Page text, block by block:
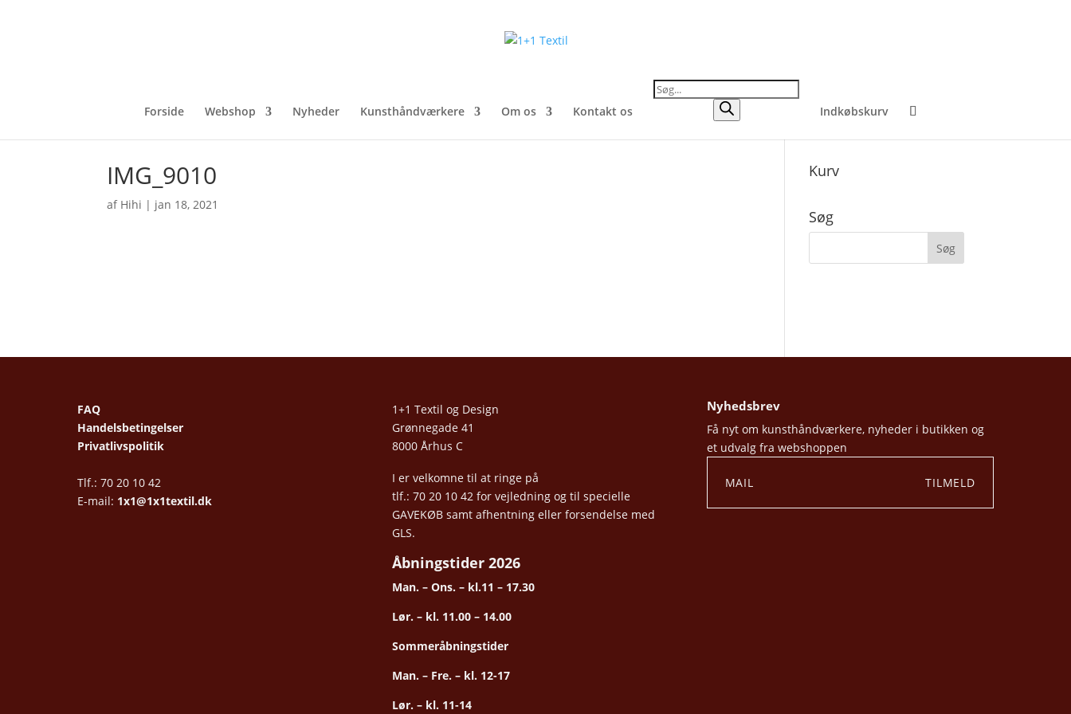
Forside Webshop Nyheder Kunsthåndværkere Om os Kontakt os
Products
search
Indkøbskurv
IMG_9010
af Hihi | jan 18, 2021
Kurv
Søg
FAQ
Handelsbetingelser
Privatlivspolitik
Tlf.: 70 20 10 42
E-mail: 1x1@1x1textil.dk
1+1 Textil og Design
Grønnegade 41
8000 Århus C
I er velkomne til at ringe på
tlf.: 70 20 10 42 for vejledning og til specielle
GAVEKØB samt afhentning eller forsendelse med
GLS.
Åbningstider 2026
Man. – Ons. – kl.11 – 17.30
Lør. – kl. 11.00 – 14.00
Sommeråbningstider
Man. – Fre. – kl. 12-17
Lør. – kl. 11-14
Nyhedsbrev
Få nyt om kunsthåndværkere, nyheder i butikken og
et udvalg fra webshoppen
TILMELD